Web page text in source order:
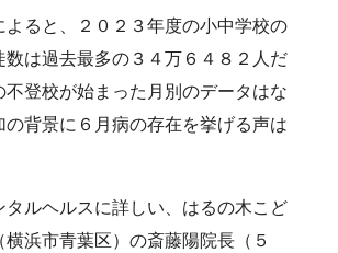
ると、２０２３年度の小中学校の
数は過去最多の３４万６４８２人だ
不登校が始まった月別のデータはな
の背景に６月病の存在を挙げる声は
ルヘルスに詳しい、はるの木こど
横浜市青葉区）の斎藤陽院長（５